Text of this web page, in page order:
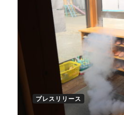
プレスリリース